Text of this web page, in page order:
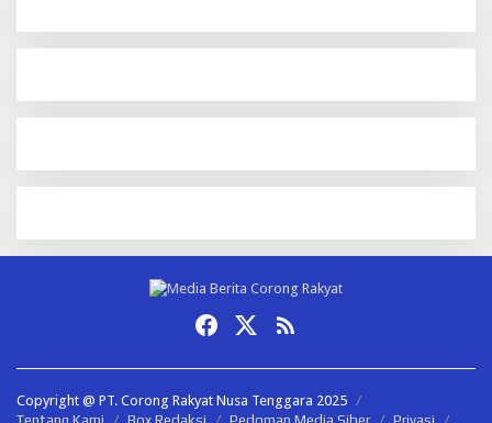
Copyright @ PT. Corong Rakyat Nusa Tenggara 2025